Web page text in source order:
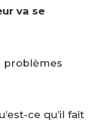
va se
problèmes
ce qu’il fait